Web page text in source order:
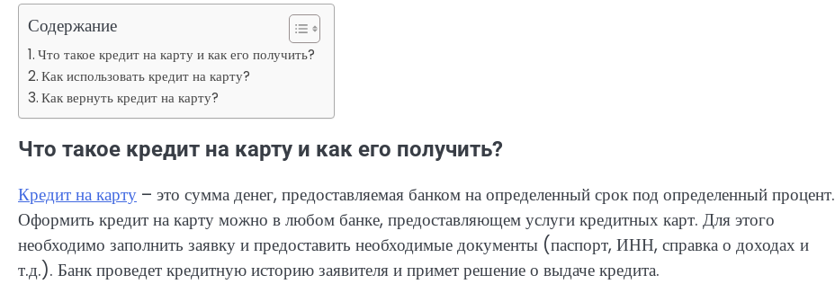
Содержание
Что такое кредит на карту и как его получить?
Как использовать кредит на карту?
Как вернуть кредит на карту?
Что такое кредит на карту и как его получить?
Кредит на карту – это сумма денег, предоставляемая банком на определенный срок под определенный процент.
Оформить кредит на карту можно в любом банке, предоставляющем услуги кредитных карт. Для этого
необходимо заполнить заявку и предоставить необходимые документы (паспорт, ИНН, справка о доходах и
т.д.). Банк проведет кредитную историю заявителя и примет решение о выдаче кредита.